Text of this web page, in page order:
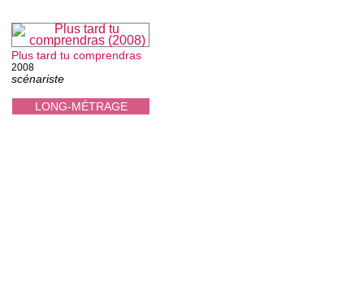
LONG-MÉTRAGE
Plus tard tu comprendras
2008
scénariste